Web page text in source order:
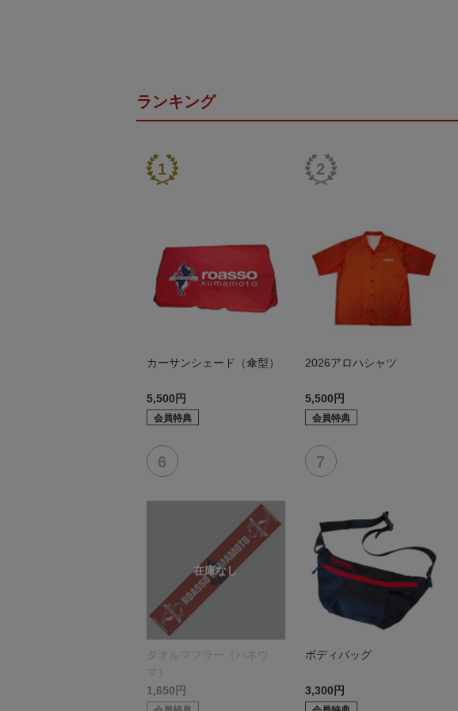
ランキング
カーサンシェード（傘型）
5,500円
会員特典
2026アロハシャツ
5,500円
会員特典
タオルマフラー（ハネウ
マ）
1,650円
ボディバッグ
3,300円